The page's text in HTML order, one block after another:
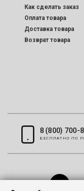
Как сделать заказ
Оплата товара
Доставка товара
Возврат товара
8 (800) 700-
БЕСПЛАТНО ПО